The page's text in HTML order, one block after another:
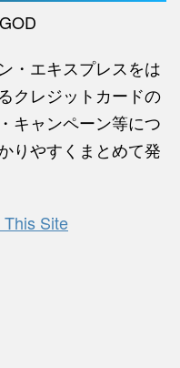
・エキスプレスをは
クレジットカードの
キャンペーン等につ
りやすくまとめて発
Site